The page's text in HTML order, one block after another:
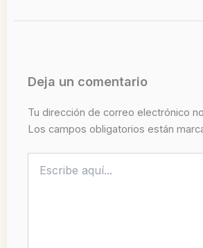
Deja un comentario
Tu dirección de correo electrónico
Los campos obligatorios están
aquí...